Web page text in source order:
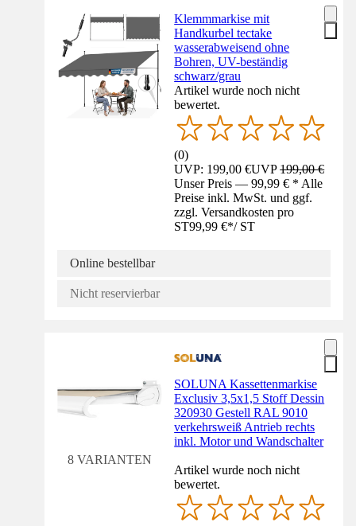
Klemmmarkise mit
Handkurbel tectake
wasserabweisend ohne
Bohren, UV-beständig
schwarz/grau
Artikel wurde noch nicht
bewertet.
(0)
UVP: 199,00 €UVP199,00 €
Unser Preis — 99,99 € * Alle
Preise inkl. MwSt. und ggf.
zzgl. Versandkosten pro
ST99,99 €*/ ST
Online bestellbar
Nicht reservierbar
8 VARIANTEN
SOLUNA Kassettenmarkise
Exclusiv 3,5x1,5 Stoff Dessin
320930 Gestell RAL 9010
verkehrsweiß Antrieb rechts
inkl. Motor und Wandschalter
Artikel wurde noch nicht
bewertet.